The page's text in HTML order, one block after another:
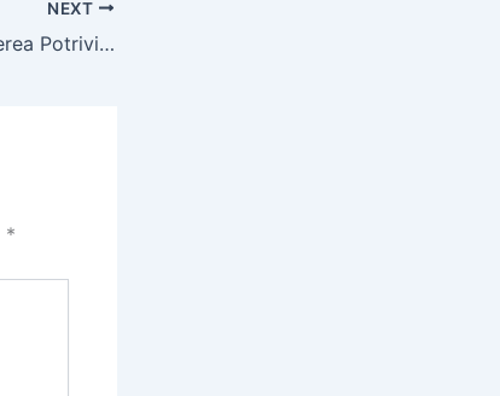
NEXT
Cauciuc Tractor: Alegerea Potrivita pentru Performanta si Siguranta
*